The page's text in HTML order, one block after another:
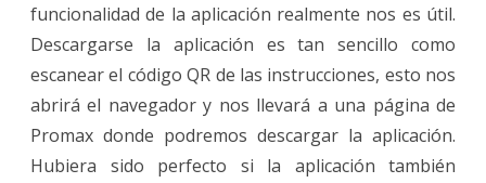
funcionalidad de la aplicación realmente nos es útil.
Descargarse la aplicación es tan sencillo como
escanear el código QR de las instrucciones, esto nos
abrirá el navegador y nos llevará a una página de
Promax donde podremos descargar la aplicación.
Hubiera sido perfecto si la aplicación también